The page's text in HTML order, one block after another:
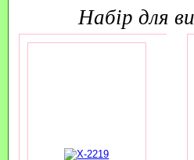
набір для